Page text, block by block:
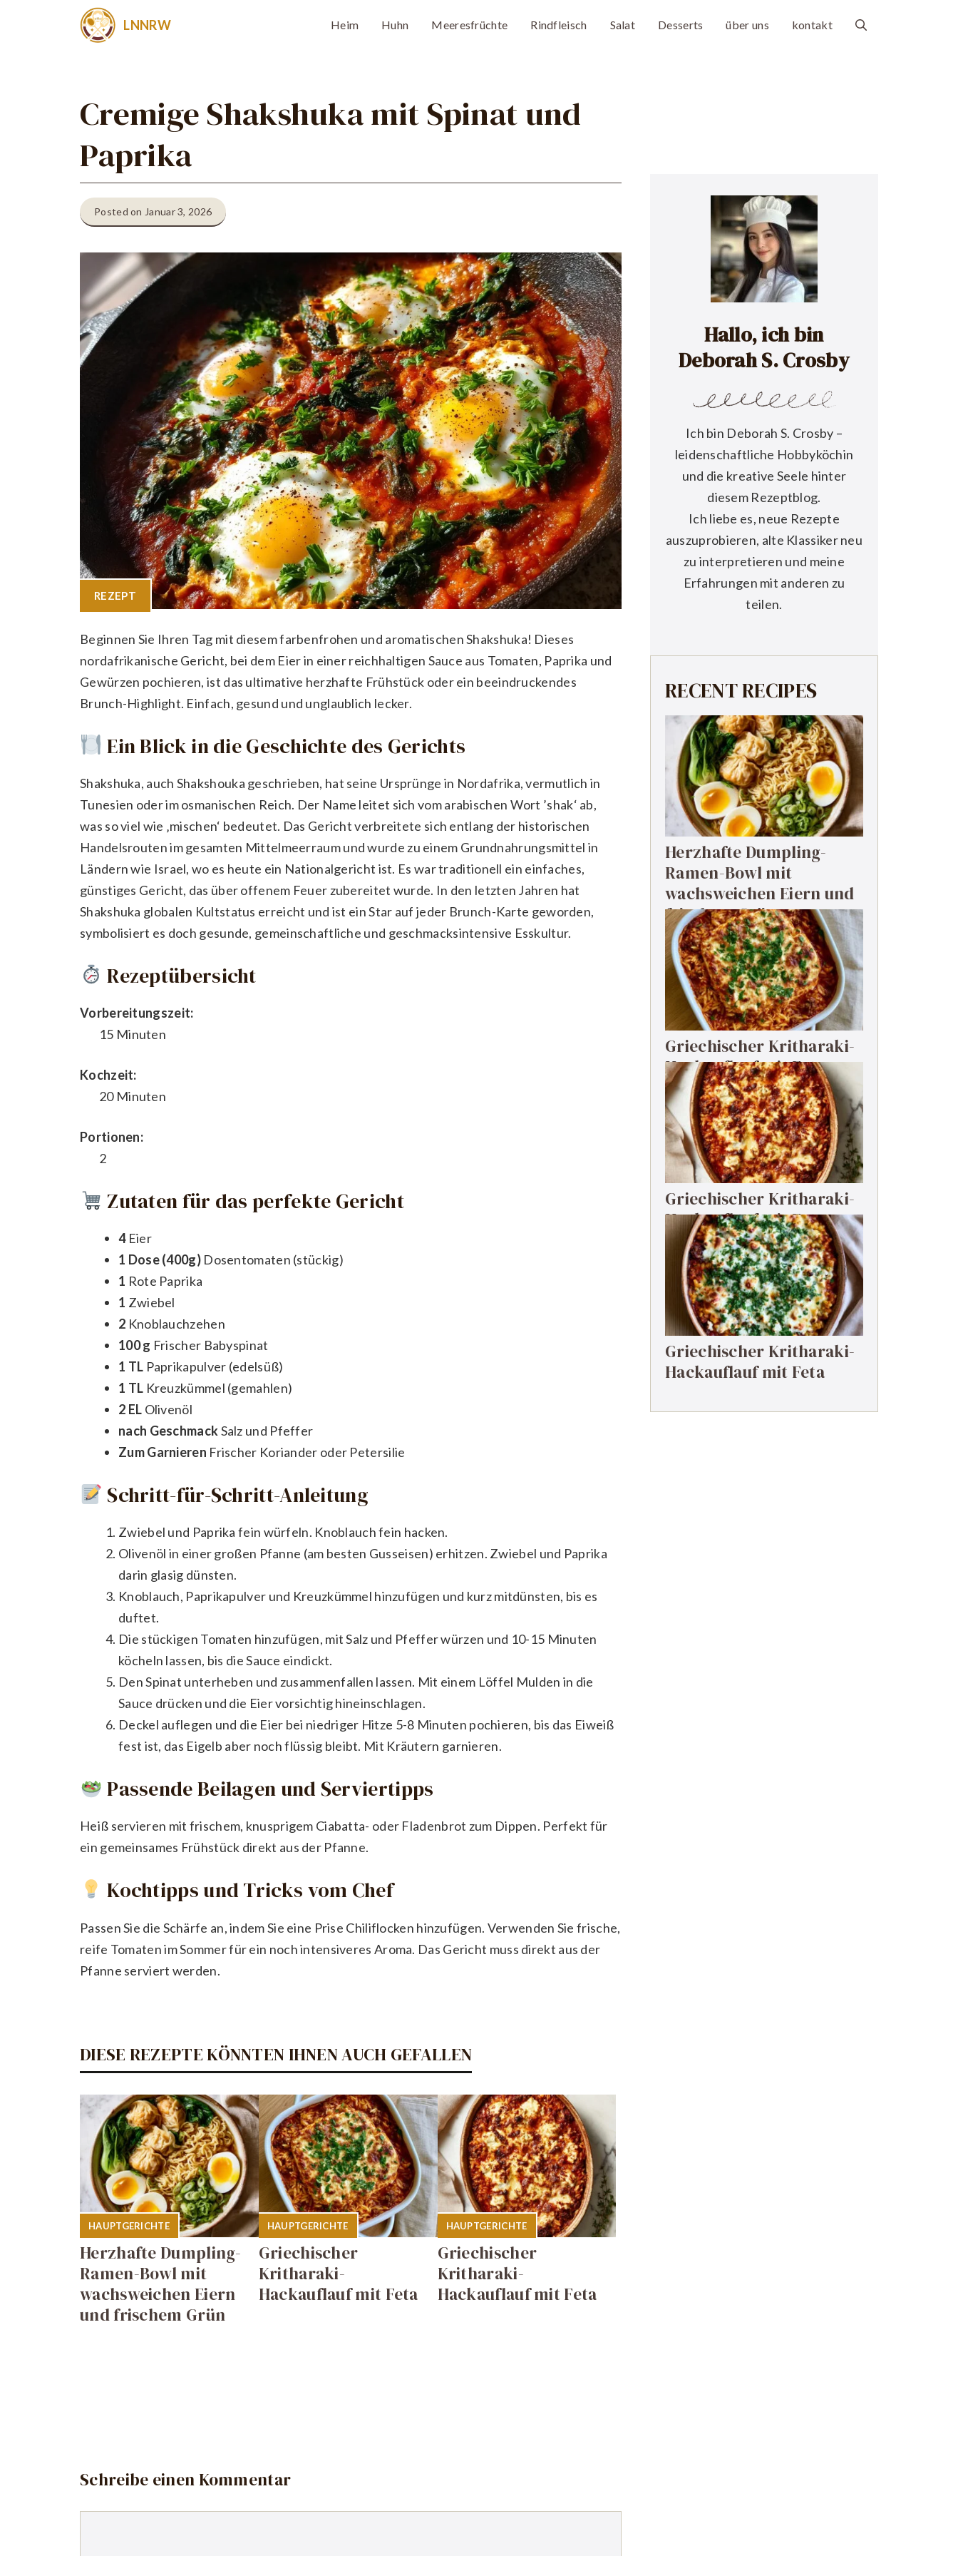
LNNRW Heim Huhn Meeresfrüchte Rindfleisch Salat Desserts über uns kontakt
Cremige Shakshuka mit Spinat und
Paprika
Posted on Januar 3, 2026
REZEPT
Beginnen Sie Ihren Tag mit diesem farbenfrohen und aromatischen Shakshuka! Dieses
nordafrikanische Gericht, bei dem Eier in einer reichhaltigen Sauce aus Tomaten, Paprika und
Gewürzen pochieren, ist das ultimative herzhafte Frühstück oder ein beeindruckendes
Brunch-Highlight. Einfach, gesund und unglaublich lecker.
Ein Blick in die Geschichte des Gerichts
Shakshuka, auch Shakshouka geschrieben, hat seine Ursprünge in Nordafrika, vermutlich in
Tunesien oder im osmanischen Reich. Der Name leitet sich vom arabischen Wort ’shak‘ ab,
was so viel wie ‚mischen‘ bedeutet. Das Gericht verbreitete sich entlang der historischen
Handelsrouten im gesamten Mittelmeerraum und wurde zu einem Grundnahrungsmittel in
Ländern wie Israel, wo es heute ein Nationalgericht ist. Es war traditionell ein einfaches,
günstiges Gericht, das über offenem Feuer zubereitet wurde. In den letzten Jahren hat
Shakshuka globalen Kultstatus erreicht und ist ein Star auf jeder Brunch-Karte geworden,
symbolisiert es doch gesunde, gemeinschaftliche und geschmacksintensive Esskultur.
Rezeptübersicht
Vorbereitungszeit:
15 Minuten
Kochzeit:
20 Minuten
Portionen:
2
Zutaten für das perfekte Gericht
4Eier
1 Dose (400g)Dosentomaten (stückig)
1 Rote Paprika
1 Zwiebel
2 Knoblauchzehen
100 g Frischer Babyspinat
1 TL Paprikapulver (edelsüß)
1 TL Kreuzkümmel (gemahlen)
2 EL Olivenöl
nach GeschmackSalz und Pfeffer
Zum Garnieren Frischer Koriander oder Petersilie
Schritt-für-Schritt-Anleitung
Zwiebel und Paprika fein würfeln. Knoblauch fein hacken.
Olivenöl in einer großen Pfanne (am besten Gusseisen) erhitzen. Zwiebel und Paprika
darin glasig dünsten.
Knoblauch, Paprikapulver und Kreuzkümmel hinzufügen und kurz mitdünsten, bis es
duftet.
Die stückigen Tomaten hinzufügen, mit Salz und Pfeffer würzen und 10-15 Minuten
köcheln lassen, bis die Sauce eindickt.
Den Spinat unterheben und zusammenfallen lassen. Mit einem Löffel Mulden in die
Sauce drücken und die Eier vorsichtig hineinschlagen.
Deckel auflegen und die Eier bei niedriger Hitze 5-8 Minuten pochieren, bis das Eiweiß
fest ist, das Eigelb aber noch flüssig bleibt. Mit Kräutern garnieren.
Passende Beilagen und Serviertipps
Heiß servieren mit frischem, knusprigem Ciabatta- oder Fladenbrot zum Dippen. Perfekt für
ein gemeinsames Frühstück direkt aus der Pfanne.
Kochtipps und Tricks vom Chef
Passen Sie die Schärfe an, indem Sie eine Prise Chiliflocken hinzufügen. Verwenden Sie frische,
reife Tomaten im Sommer für ein noch intensiveres Aroma. Das Gericht muss direkt aus der
Pfanne serviert werden.
DIESE REZEPTE KÖNNTEN IHNEN AUCH GEFALLEN
HAUPTGERICHTE
Herzhafte Dumpling-
Ramen-Bowl mit
wachsweichen Eiern
und frischem Grün
HAUPTGERICHTE
Griechischer
Kritharaki-
Hackauflauf mit Feta
HAUPTGERICHTE
Griechischer
Kritharaki-
Hackauflauf mit Feta
Schreibe einen Kommentar
Hallo, ich bin
Deborah S. Crosby
Ich bin Deborah S. Crosby –
leidenschaftliche Hobbyköchin
und die kreative Seele hinter
diesem Rezeptblog.
Ich liebe es, neue Rezepte
auszuprobieren, alte Klassiker neu
zu interpretieren und meine
Erfahrungen mit anderen zu
teilen.
RECENT RECIPES
Herzhafte Dumpling-
Ramen-Bowl mit
wachsweichen Eiern und
frischem Grün
Griechischer Kritharaki-
Hackauflauf mit Feta
Griechischer Kritharaki-
Hackauflauf mit Feta
Griechischer Kritharaki-
Hackauflauf mit Feta